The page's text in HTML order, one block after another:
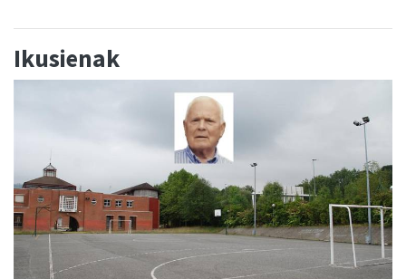
Ikusienak